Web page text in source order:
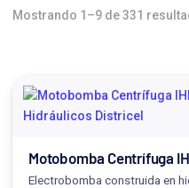
Mostrando 1–9 de 331
Motobomba Centrífuga
Electrobomba construida en